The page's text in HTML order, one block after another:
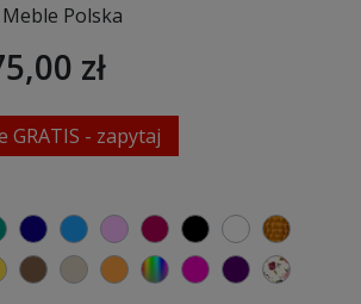
Polska
zł
GRATIS - zapytaj
turkusowy
granatowy
niebieski
różowymalinowy
czarnybiałyzłoty
musztardowy
brązowybeżowypomarańczowy
wybór koloru
fuksjafioletowy